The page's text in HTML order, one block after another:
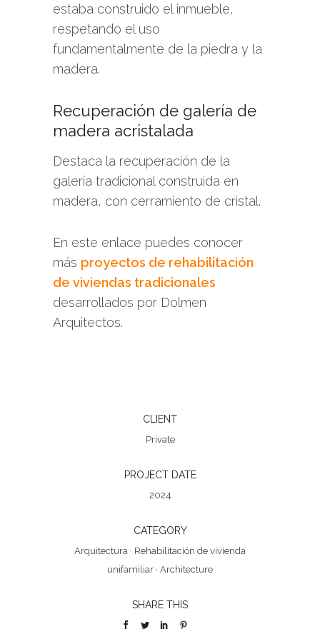
estaba construido el inmueble,
respetando el uso
fundamentalmente de la piedra y la
madera.
Recuperación de galería de
madera acristalada
Destaca la recuperación de la
galería tradicional construida en
madera, con cerramiento de cristal.
En este enlace puedes conocer
más proyectos de rehabilitación
de viviendas tradicionales
desarrollados por Dolmen
Arquitectos.
CLIENT
Private
PROJECT DATE
2024
CATEGORY
Arquitectura · Rehabilitación de vivienda
unifamiliar · Architecture
SHARE THIS